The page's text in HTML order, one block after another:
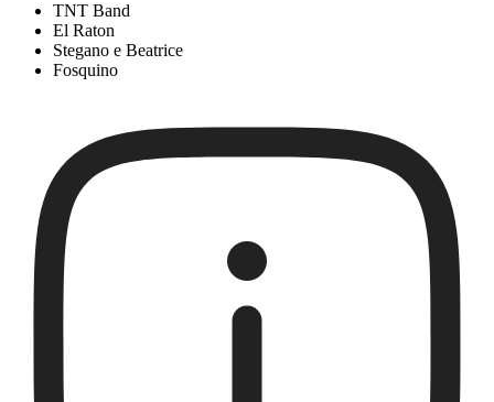
TNT Band
El Raton
Stegano e Beatrice
Fosquino